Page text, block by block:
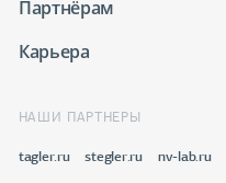
Партнёрам
Карьера
НАШИ ПАРТНЕРЫ
tagler.ru stegler.ru nv-lab.ru